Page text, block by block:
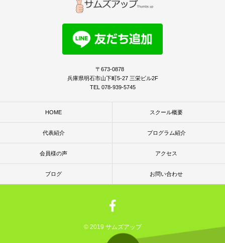
〒673-0878
兵庫県明石市山下町5-27 三栄ビル2F
TEL 078-939-5745
HOME スクール概要
代表紹介 プログラム紹介
会員様の声 アクセス
ブログ お問い合わせ
© 2019 サムズアップ